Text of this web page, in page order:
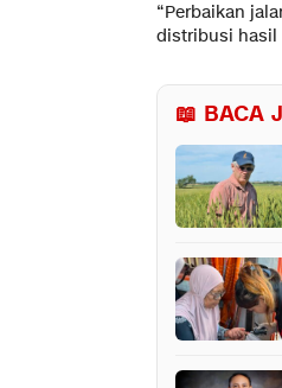
“Perbaikan
distribusi hasil
📖 BACA